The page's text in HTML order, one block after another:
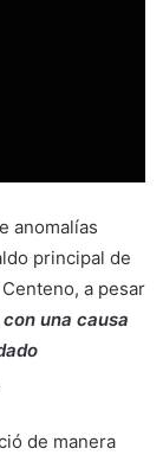
anomalías
principal de
a pesar
una causa
de manera